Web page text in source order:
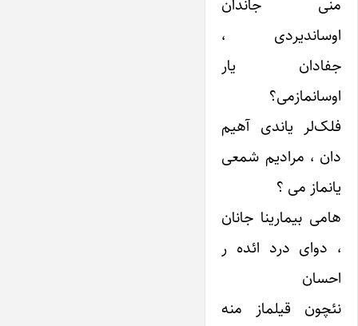
منی جاندان
اوساندیردی ،
جفادان یار
اوسانمازمی؟
فلک‌لر یاندی آهیم
دان ، مرادیم شمعی
یانماز می ؟
هامی بیمارینا جانان
، دوای درد ائده ر
احسان
نئچون قیلماز منه